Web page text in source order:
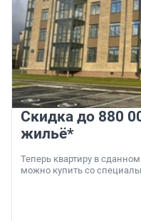
Скидка до 880
жильё*
Теперь квартиру в
можно купить со